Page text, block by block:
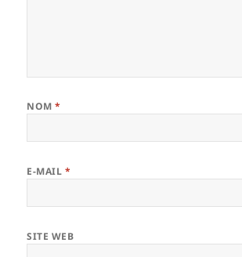
NOM*
E-MAIL *
SITE WEB